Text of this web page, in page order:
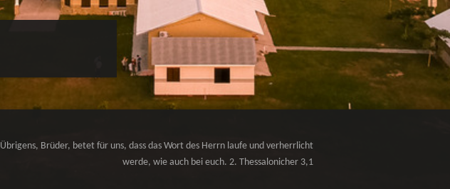
Übrigens, Brüder, betet für uns, dass das Wort des Herrn laufe und verherrlicht
werde, wie auch bei euch. 2. Thessalonicher 3,1